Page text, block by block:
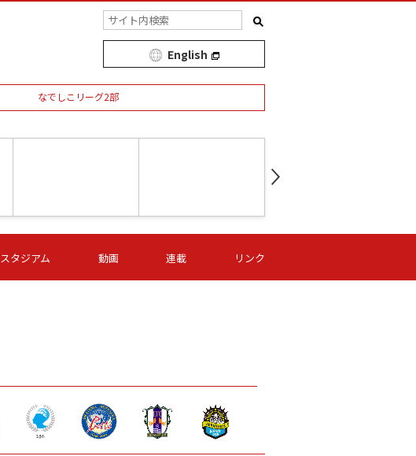
English
なでしこリーグ2部
第16節 09/06 (日) 15:00
-
第16節 09/06 (日) 15:00
- -
スタジアム 動画 連載 リンク